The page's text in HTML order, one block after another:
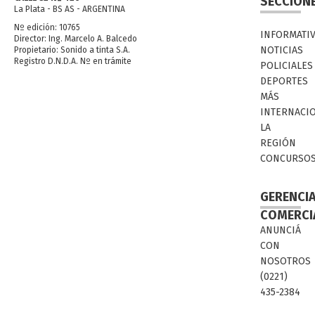
La Plata - BS AS - ARGENTINA
Nº edición: 10765
Director: Ing. Marcelo A. Balcedo
Propietario: Sonido a tinta S.A.
Registro D.N.D.A. Nº en trámite
NOTICIAS
POLICIALES
DEPORTES
MÁS
LA
REGIÓN
ANUNCIÁ
CON
NOSOTROS
(0221)
435-2384